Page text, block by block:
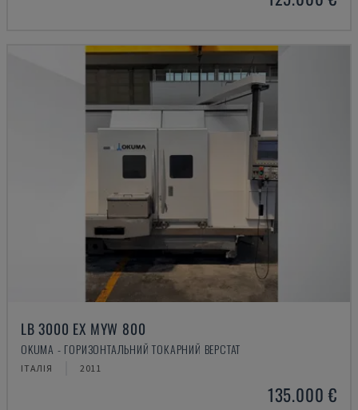
LB 3000 EX MYW 800
OKUMA - ГОРИЗОНТАЛЬНИЙ ТОКАРНИЙ ВЕРСТАТ
ІТАЛІЯ 2011
135.000 €